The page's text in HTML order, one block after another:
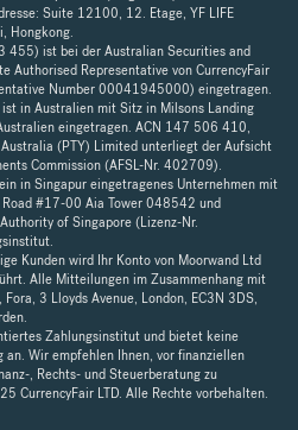
Suite 12100, 12. Etage, YF LIFE
Hongkong.
455) ist bei der Australian Securities and
Authorised Representative von CurrencyFair
Number 00041945000) eingetragen.
in Australien mit Sitz in Milsons Landing
eingetragen. ACN 147 506 410,
(PTY) Limited unterliegt der Aufsicht
Commission (AFSL-Nr. 402709).
in Singapur eingetragenes Unternehmen mit
#17-00 Aia Tower 048542 und
of Singapore (Lizenz-Nr.
Kunden wird Ihr Konto von Moorwand Ltd
Alle Mitteilungen im Zusammenhang mit
3 Lloyds Avenue, London, EC3N 3DS,
Zahlungsinstitut und bietet keine
an. Wir empfehlen Ihnen, vor finanziellen
, Rechts- und Steuerberatung zu
CurrencyFair LTD. Alle Rechte vorbehalten.